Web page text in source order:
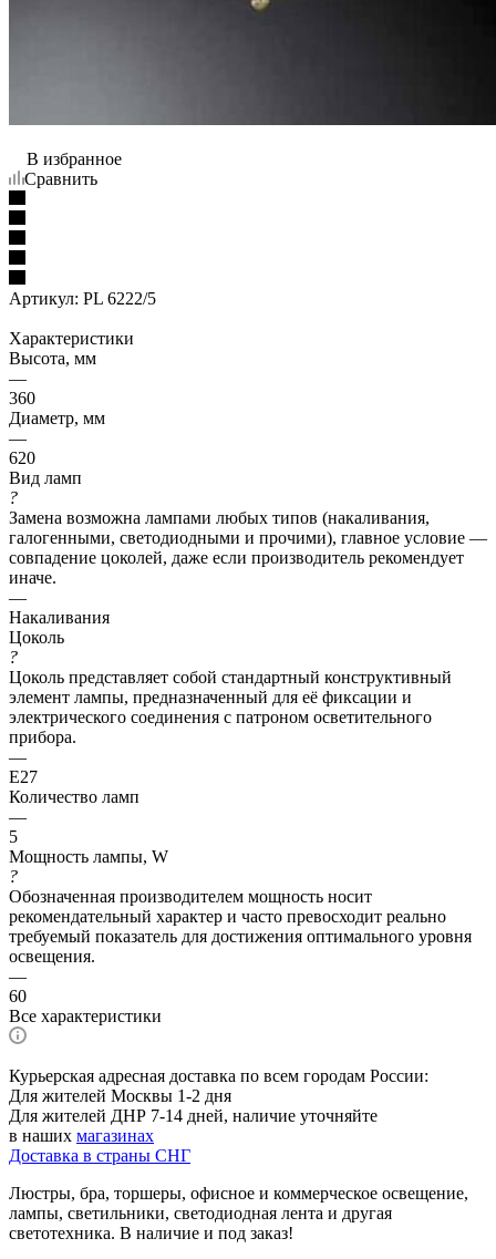
В избранное
Сравнить
Артикул: PL 6222/5
Характеристики
Высота, мм
—
360
Диаметр, мм
—
620
Вид ламп
?
Замена возможна лампами любых типов (накаливания,
галогенными, светодиодными и прочими), главное условие —
совпадение цоколей, даже если производитель рекомендует
иначе.
—
Накаливания
Цоколь
?
Цоколь представляет собой стандартный конструктивный
элемент лампы, предназначенный для её фиксации и
электрического соединения с патроном осветительного
прибора.
—
E27
Количество ламп
—
5
Мощность лампы, W
?
Обозначенная производителем мощность носит
рекомендательный характер и часто превосходит реально
требуемый показатель для достижения оптимального уровня
освещения.
—
60
Все характеристики
Курьерская адресная доставка по всем городам России:
Для жителей Москвы 1-2 дня
Для жителей ДНР 7-14 дней, наличие уточняйте
в наших магазинах
Доставка в страны СНГ
Люстры, бра, торшеры, офисное и коммерческое освещение,
лампы, светильники, светодиодная лента и другая
светотехника. В наличие и под заказ!